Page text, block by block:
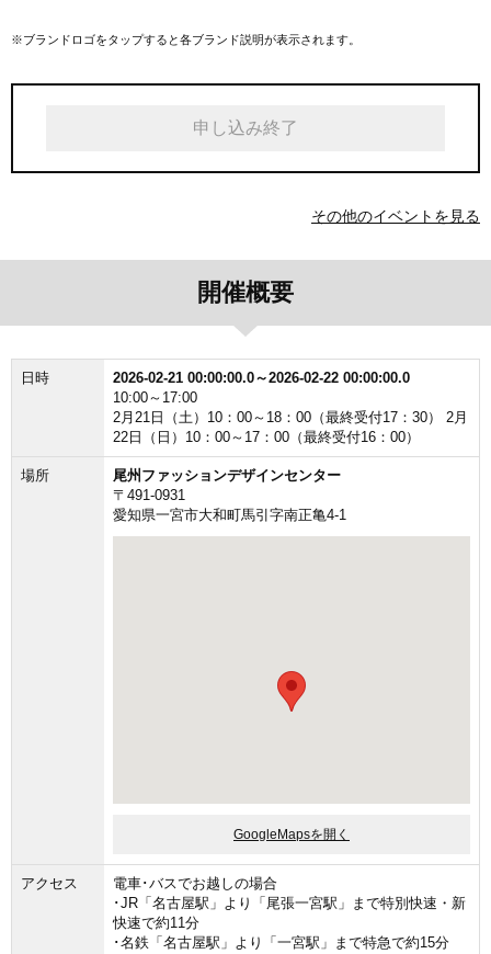
※ブランドロゴをタップすると各ブランド説明が表示されます。
申し込み終了
その他のイベントを見る
開催概要
日時
2026-02-21 00:00:00.0～2026-02-22 00:00:00.0
10:00～17:00
2月21日（土）10：00～18：00（最終受付17：30） 2月
22日（日）10：00～17：00（最終受付16：00）
場所
尾州ファッションデザインセンター
〒491-0931
愛知県一宮市大和町馬引字南正亀4-1
GoogleMapsを開く
アクセス
電車･バスでお越しの場合
･JR「名古屋駅」より「尾張一宮駅」まで特別快速・新
快速で約11分
･名鉄「名古屋駅」より「一宮駅」まで特急で約15分